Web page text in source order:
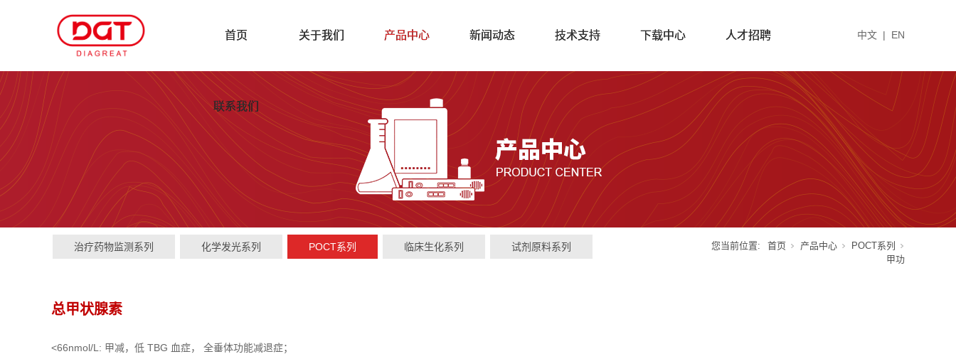
首页 关于我们 产品中心 新闻动态 技术支持 下载中心 人才招聘
联系我们
中文 | EN
治疗药物监测系列 化学发光系列 POCT系列 临床生化系列 试剂原料系列 您当前位置: 首页 产品中心
POCT系列
甲功
总甲状腺素
<66nmol/L: 甲减，低 TBG 血症， 全垂体功能减退症；